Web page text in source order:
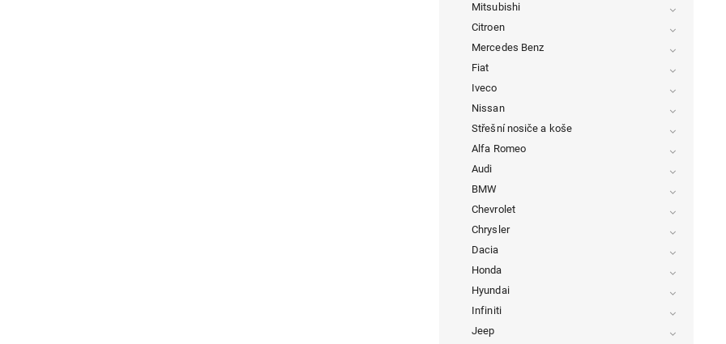
Mitsubishi
Citroen
Mercedes Benz
Fiat
Iveco
Nissan
Střešní nosiče a koše
Alfa Romeo
Audi
BMW
Chevrolet
Chrysler
Dacia
Honda
Hyundai
Infiniti
Jeep